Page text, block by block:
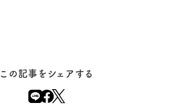
この記事をシェアする